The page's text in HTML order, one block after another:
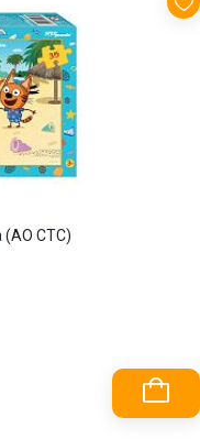
(АО СТС)